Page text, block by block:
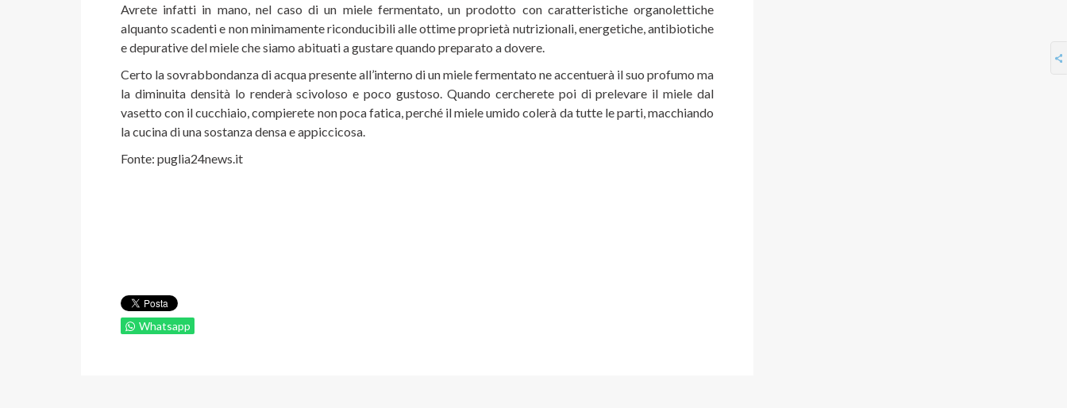
Avrete infatti in mano, nel caso di un miele fermentato, un prodotto con caratteristiche organolettiche
alquanto scadenti e non minimamente riconducibili alle ottime proprietà nutrizionali, energetiche, antibiotiche
e depurative del miele che siamo abituati a gustare quando preparato a dovere.
Certo la sovrabbondanza di acqua presente all’interno di un miele fermentato ne accentuerà il suo profumo ma
la diminuita densità lo renderà scivoloso e poco gustoso. Quando cercherete poi di prelevare il miele dal
vasetto con il cucchiaio, compierete non poca fatica, perché il miele umido colerà da tutte le parti, macchiando
la cucina di una sostanza densa e appiccicosa.
Fonte: puglia24news.it
Whatsapp